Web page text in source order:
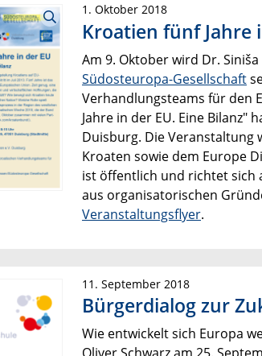
1. Oktober 2018
Kroatien fünf Jahre
Am 9. Oktober wird Dr.
Südosteuropa-Gesellschaft
Verhandlungsteams für den
Jahre in der EU. Eine
Duisburg. Die Veranstaltung
Kroaten sowie dem Europe
ist öffentlich und richtet sich
aus organisatorischen
Veranstaltungsflyer.
11. September 2018
Bürgerdialog zur
Wie entwickelt sich Europa